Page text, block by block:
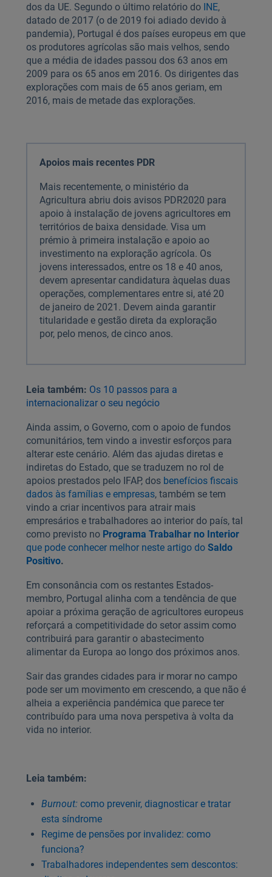
dos da UE. Segundo o último relatório do INE,
datado de 2017 (o de 2019 foi adiado devido à
pandemia), Portugal é dos países europeus em que
os produtores agrícolas são mais velhos, sendo
que a média de idades passou dos 63 anos em
2009 para os 65 anos em 2016. Os dirigentes das
explorações com mais de 65 anos geriam, em
2016, mais de metade das explorações.
Apoios mais recentes PDR
Mais recentemente, o ministério da
Agricultura abriu dois avisos PDR2020 para
apoio à instalação de jovens agricultores em
territórios de baixa densidade. Visa um
prémio à primeira instalação e apoio ao
investimento na exploração agrícola. Os
jovens interessados, entre os 18 e 40 anos,
devem apresentar candidatura àquelas duas
operações, complementares entre si, até 20
de janeiro de 2021. Devem ainda garantir
titularidade e gestão direta da exploração
por, pelo menos, de cinco anos.
Leia também: Os 10 passos para a
internacionalizar o seu negócio
Ainda assim, o Governo, com o apoio de fundos
comunitários, tem vindo a investir esforços para
alterar este cenário. Além das ajudas diretas e
indiretas do Estado, que se traduzem no rol de
apoios prestados pelo IFAP, dos benefícios fiscais
dados às famílias e empresas, também se tem
vindo a criar incentivos para atrair mais
empresários e trabalhadores ao interior do país, tal
como previsto no Programa Trabalhar no Interior
que pode conhecer melhor neste artigo doSaldo
Positivo.
Em consonância com os restantes Estados-
membro, Portugal alinha com a tendência de que
apoiar a próxima geração de agricultores europeus
reforçará a competitividade do setor assim como
contribuirá para garantir o abastecimento
alimentar da Europa ao longo dos próximos anos.
Sair das grandes cidades para ir morar no campo
pode ser um movimento em crescendo, a que não é
alheia a experiência pandémica que parece ter
contribuído para uma nova perspetiva à volta da
vida no interior.
Leia também:
Burnout: como prevenir, diagnosticar e tratar
esta síndrome
Regime de pensões por invalidez: como
funciona?
Trabalhadores independentes sem descontos: